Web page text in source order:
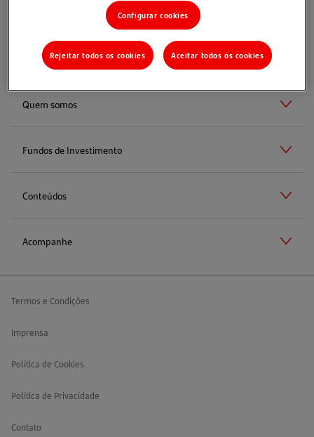
Selecionar perfil
Quem somos
Fundos de Investimento
Conteúdos
Acompanhe
Termos e Condições
Imprensa
Política de Cookies
Política de Privacidade
Contato
Configurar cookies
Rejeitar todos os cookies Aceitar todos os cookies